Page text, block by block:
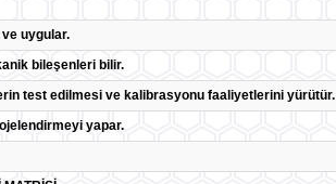
uygular.
bileşenleri bilir.
test edilmesi ve kalibrasyonu faaliyetlerini yürütür.
yapar.